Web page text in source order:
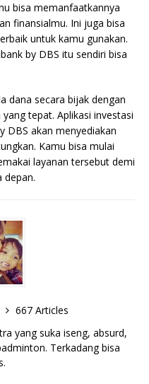
bisa memanfaatkannya
finansialmu. Ini juga bisa
untuk kamu gunakan.
by DBS itu sendiri bisa
dana secara bijak dengan
tepat. Aplikasi investasi
DBS akan menyediakan
Kamu bisa mulai
layanan tersebut demi
depan.
667 Articles
yang suka iseng, absurd,
Terkadang bisa